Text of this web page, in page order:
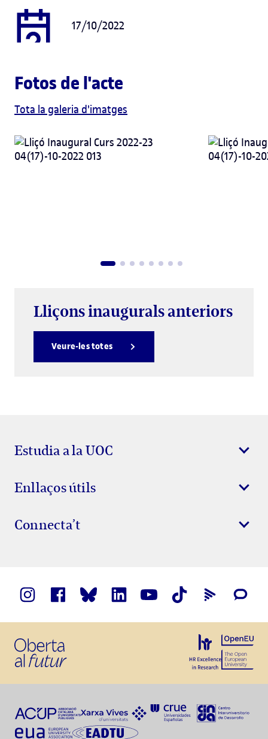
17/10/2022
Fotos de l'acte
Tota la galeria d'imatges
Lliçons inaugurals anteriors
Veure-les totes
Estudia a la UOC
Enllaços útils
Connecta’t